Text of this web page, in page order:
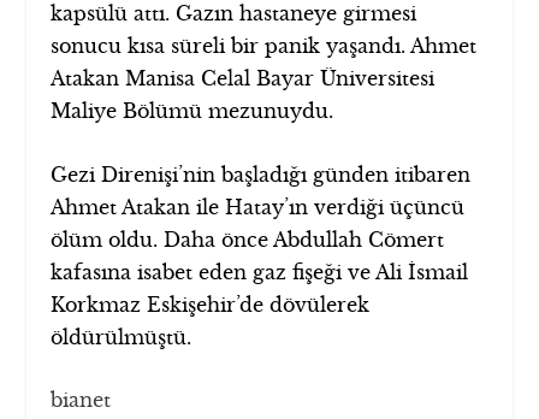
kapsülü attı. Gazın hastaneye girmesi
sonucu kısa süreli bir panik yaşandı. Ahmet
Atakan Manisa Celal Bayar Üniversitesi
Maliye Bölümü mezunuydu.
Gezi Direnişi’nin başladığı günden itibaren
Ahmet Atakan ile Hatay’ın verdiği üçüncü
ölüm oldu. Daha önce Abdullah Cömert
kafasına isabet eden gaz fişeği ve Ali İsmail
Korkmaz Eskişehir’de dövülerek
öldürülmüştü.
bianet